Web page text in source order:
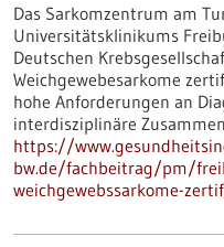
Das Sarkomzentrum am
Universitätsklinikums
Deutschen
Weichgewebesarkome
hohe Anforderungen an
interdisziplinäre
https://
bw.de/fachbeitrag/pm/
weichgewebssarkome-